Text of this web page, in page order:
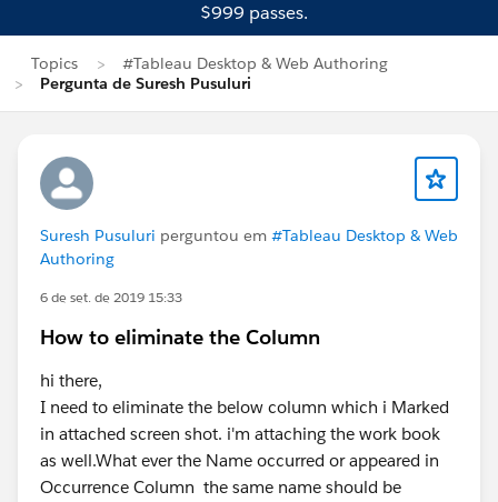
$999 passes.
Topics
#Tableau Desktop & Web Authoring
Pergunta de Suresh Pusuluri
Suresh Pusuluri perguntou em #Tableau Desktop & Web
Authoring
6 de set. de 2019 15:33
How to eliminate the Column
hi there,
I need to eliminate the below column which i Marked
in attached screen shot. i'm attaching the work book
as well.What ever the Name occurred or appeared in
Occurrence Column the same name should be